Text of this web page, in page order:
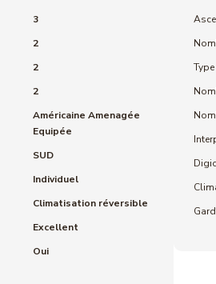
3
2
2
2
Américaine Amenagée
Equipée
SUD
Individuel
Climatisation réversible
Excellent
Oui